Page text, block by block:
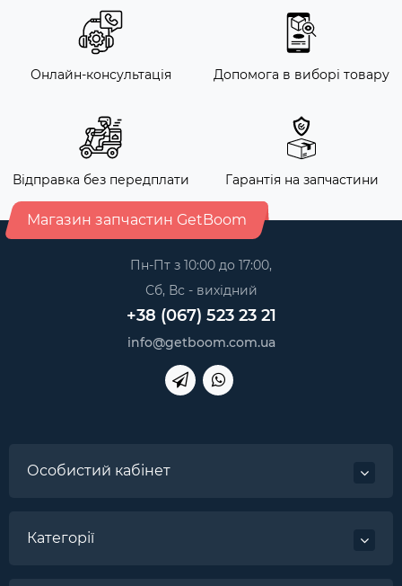
Онлайн-консультація Допомога в виборі товару
Відправка без передплати Гарантія на запчастини
Магазин запчастин GetBoom
Пн-Пт з 10:00 до 17:00,
Сб, Вс - вихідний
+38 (067) 523 23 21
info@getboom.com.ua
Особистий кабінет
Категорії